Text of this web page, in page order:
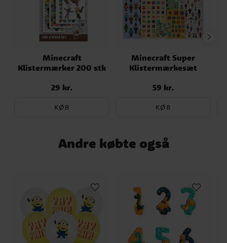
Minecraft
Klistermærker 200 stk
Pris: 29 kr.
29 kr.
KØB
Minecraft Super
Klistermærkesæt
Pris: 59 kr.
59 kr.
KØB
Andre købte også